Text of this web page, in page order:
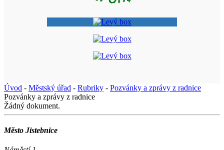
Úvod - Městský úřad - Rubriky - Pozvánky a zprávy z radnice
Pozvánky a zprávy z radnice
Žádný dokument.
Město Jistebnice